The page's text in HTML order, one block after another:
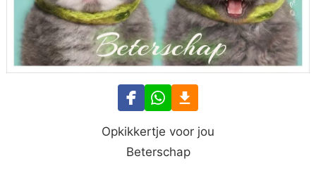
Opkikkertje voor jou
Beterschap